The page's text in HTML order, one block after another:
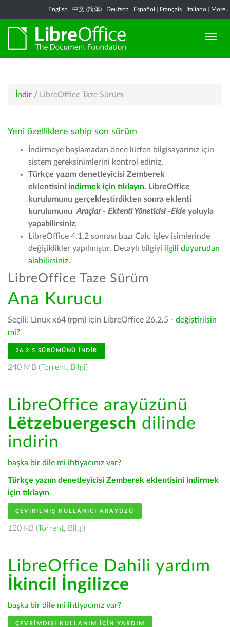
English 中文 (简体) Deutsch Español Français Italiano More...
İndir / LibreOffice Taze Sürüm
Yeni özelliklere sahip son sürüm
İndirmeye başlamadan önce lütfen bilgisayarınız için
sistem gereksinimlerini kontrol ediniz.
Türkçe yazım denetleyicisi Zemberek
eklentisini indirmek için tıklayın. LibreOffice
kurulumunu gerçekleştirdikten sonra eklenti
kurulumunu Araçlar - Ektenti Yöneticisi -Ekle yoluyla
yapabilirsiniz.
LibreOffice 4.1.2 sonrası bazı Calc işlev isimlerinde
değişiklikler yapılmıştır. Detaylı bilgiyi ilgili duyurudan
alabilirsiniz.
LibreOffice Taze Sürüm
Ana Kurucu
Seçili: Linux x64 (rpm) için LibreOffice 26.2.5 - değiştirilsin
mi?
26.2.5 SÜRÜMÜNÜ İNDIR
240 MB (Torrent, Bilgi)
LibreOffice arayüzünü
Lëtzebuergesch dilinde
indirin
başka bir dile mi ihtiyacınız var?
Türkçe yazım denetleyicisi Zemberek eklentisini indirmek
için tıklayın.
ÇEVIRILMIŞ KULLANICI ARAYÜZÜ
120 KB (Torrent, Bilgi)
LibreOffice Dahili yardım
İkincil İngilizce
başka bir dile mi ihtiyacınız var?
ÇEVRIMDIŞI KULLANIM IÇIN YARDIM